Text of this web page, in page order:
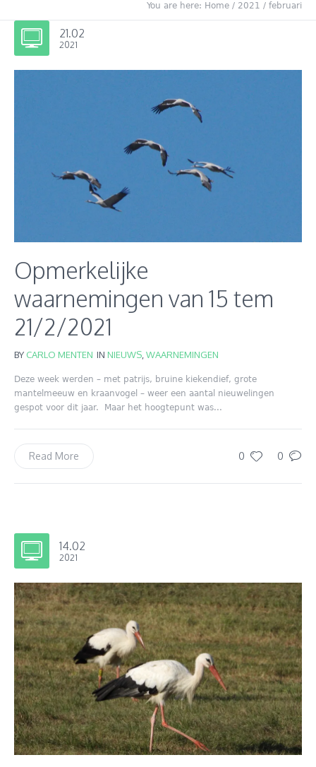
You are here: Home / 2021 / februari
21.02
2021
Opmerkelijke
waarnemingen van 15 tem
21/2/2021
BY CARLO MENTEN IN NIEUWS WAARNEMINGEN
Deze week werden – met patrijs, bruine kiekendief, grote
mantelmeeuw en kraanvogel – weer een aantal nieuwelingen
gespot voor dit jaar. Maar het hoogtepunt was...
0 0
Read More
14.02
2021